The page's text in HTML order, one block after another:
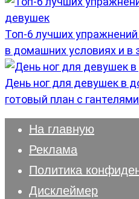
Топ-6 лучших
в домашних условиях и в
День ног для девушек в
готовый план с
На главную
Реклама
Политика
Дисклеймер